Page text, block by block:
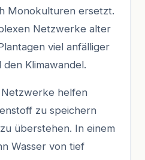
Monokulturen ersetzt.
Netzwerke alter
viel anfälliger
Klimawandel.
Netzwerke helfen
zu speichern
überstehen. In einem
Wasser von tief